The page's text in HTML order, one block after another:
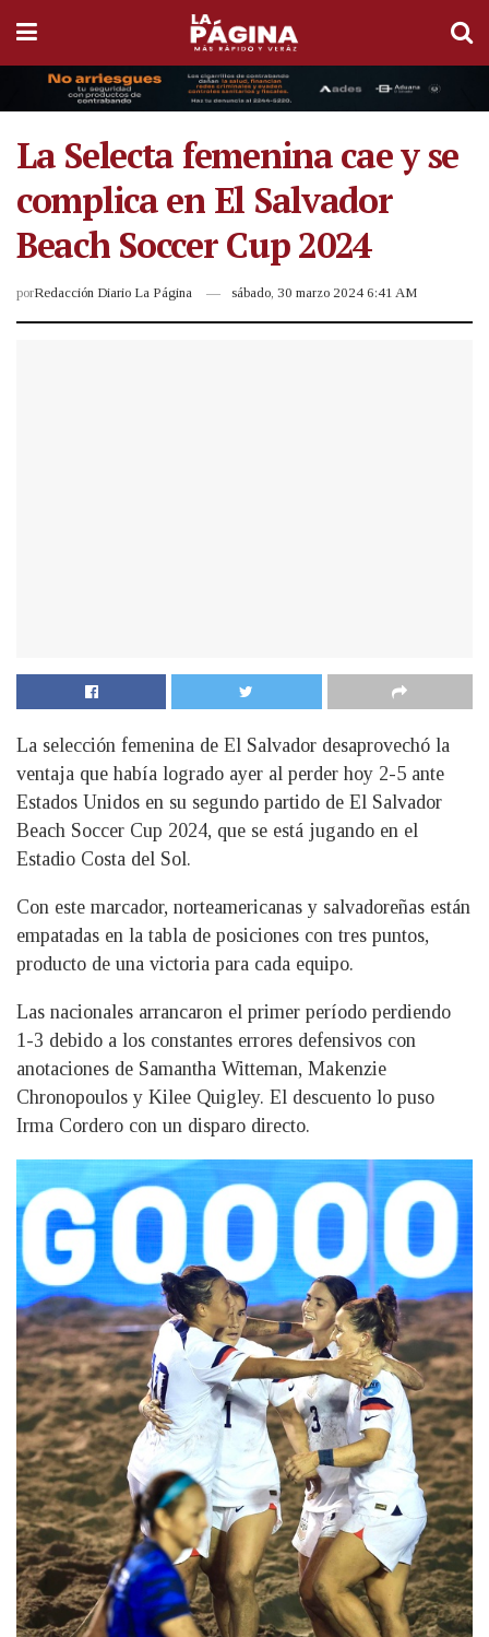
La Selecta femenina cae y se
complica en El Salvador
Beach Soccer Cup 2024
porRedacción Diario La Página sábado, 30 marzo 2024 6:41 AM
La selección femenina de El Salvador desaprovechó la
ventaja que había logrado ayer al perder hoy 2-5 ante
Estados Unidos en su segundo partido de El Salvador
Beach Soccer Cup 2024, que se está jugando en el
Estadio Costa del Sol.
Con este marcador, norteamericanas y salvadoreñas están
empatadas en la tabla de posiciones con tres puntos,
producto de una victoria para cada equipo.
Las nacionales arrancaron el primer período perdiendo
1-3 debido a los constantes errores defensivos con
anotaciones de Samantha Witteman, Makenzie
Chronopoulos y Kilee Quigley. El descuento lo puso
Irma Cordero con un disparo directo.